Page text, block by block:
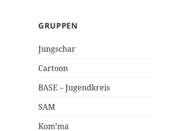
GRUPPEN
Jungschar
Cartoon
BASE – Jugendkreis
SAM
Kom’ma